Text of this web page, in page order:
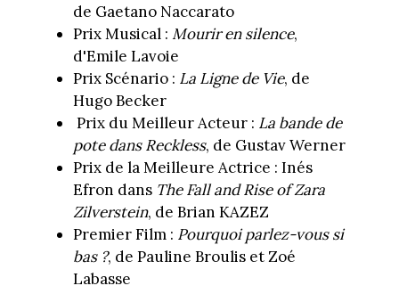
de Gaetano Naccarato
Prix Musical : Mourir en silence,
d'Emile Lavoie
Prix Scénario : La Ligne de Vie, de
Hugo Becker
Prix du Meilleur Acteur : La bande de
pote dans Reckless, de Gustav Werner
Prix de la Meilleure Actrice : Inés
Efron dans The Fall and Rise of Zara
Zilverstein, de Brian KAZEZ
Premier Film : Pourquoi parlez-vous si
bas ?, de Pauline Broulis et Zoé
Labasse